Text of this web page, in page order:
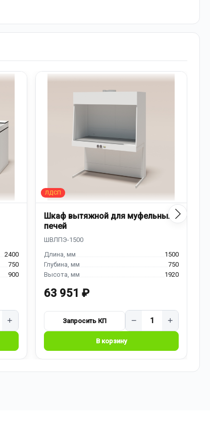
2400
750
900
+
Шкаф вытяжной для муфельных
печей
1500
750
1920
63 951 ₽
− +